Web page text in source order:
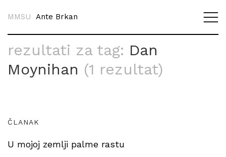
MMSU Ante Brkan
rezultati za tag: Dan
Moynihan (1 rezultat)
ČLANAK
U mojoj zemlji palme rastu